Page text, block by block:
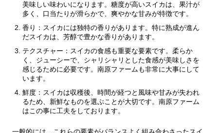
美味しい味わいになります。糖度が高いスイカは、果汁が
多く、口当たりが滑らかで、爽やかな甘みが特徴です。
香り：スイカには独特の香りがあります。特に熟成が進ん
だスイカは、芳醇で豊かな香りがあります。
テクスチャー：スイカの食感も重要な要素です。柔らか
く、ジューシーで、シャリシャリとした食感が美味しさを
感じるために必要です。南原ファームも非常に大事にして
います。
鮮度：スイカは収穫後、時間が経つと風味や甘みが失われ
るため、新鮮なものを選ぶことが大切です。南原ファーム
はこの事に工夫をしております。